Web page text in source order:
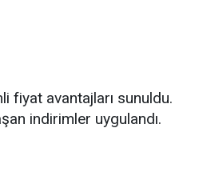
fiyat avantajları sunuldu.
indirimler uygulandı.